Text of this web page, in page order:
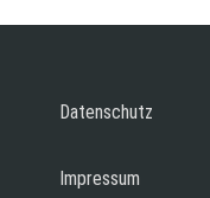
Datenschutz
Impressum